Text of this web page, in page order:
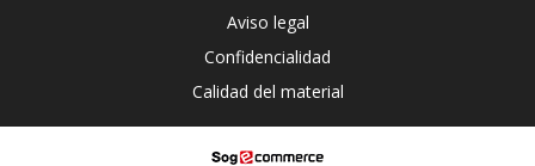
Aviso legal
Confidencialidad
Calidad del material